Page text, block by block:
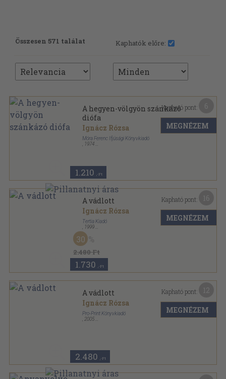
Összesen 571 találat Kaphatók előre:
A hegyen-völgyön szánkázó
diófa
Ignácz Rózsa
Móra Ferenc Ifjúsági Könyvkiadó
1974
1.210 ,-Ft
Kapható pont:
MEGNÉZEM
A vádlott
Ignácz Rózsa
Tertia Kiadó
1999
Fűzött kemény papírkötés
2.480 Ft
30
1.730 ,-Ft
Kapható pont:
MEGNÉZEM
A vádlott
Ignácz Rózsa
Pro-Print Könyvkiadó
2005
2.480 ,-Ft
Kapható pont:
MEGNÉZEM